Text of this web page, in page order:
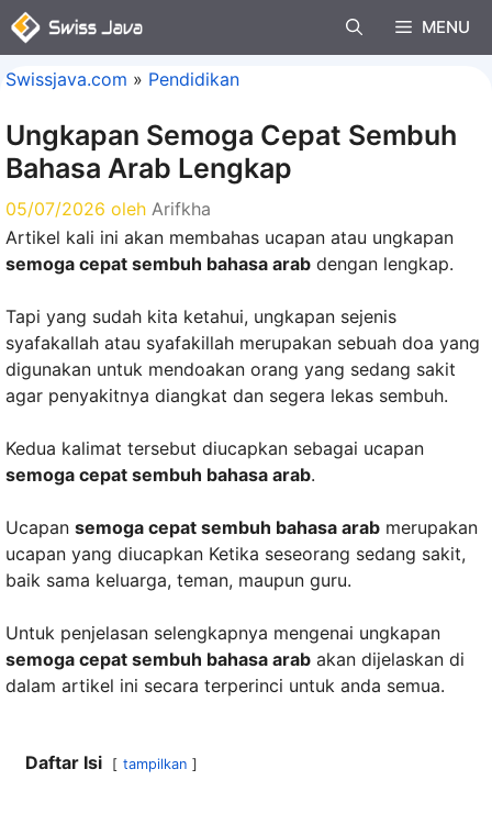
Langsung
ke
MENU
Swissjava.com » Pendidikan
Ungkapan Semoga Cepat Sembuh
Bahasa Arab Lengkap
05/07/2026 oleh Arifkha
Artikel kali ini akan membahas ucapan atau ungkapan
semoga cepat sembuh bahasa arab dengan lengkap.
Tapi yang sudah kita ketahui, ungkapan sejenis
syafakallah atau syafakillah merupakan sebuah doa yang
digunakan untuk mendoakan orang yang sedang sakit
agar penyakitnya diangkat dan segera lekas sembuh.
Kedua kalimat tersebut diucapkan sebagai ucapan
semoga cepat sembuh bahasa arab.
Ucapan semoga cepat sembuh bahasa arab merupakan
ucapan yang diucapkan Ketika seseorang sedang sakit,
baik sama keluarga, teman, maupun guru.
Untuk penjelasan selengkapnya mengenai ungkapan
semoga cepat sembuh bahasa arab akan dijelaskan di
dalam artikel ini secara terperinci untuk anda semua.
Daftar Isi tampilkan